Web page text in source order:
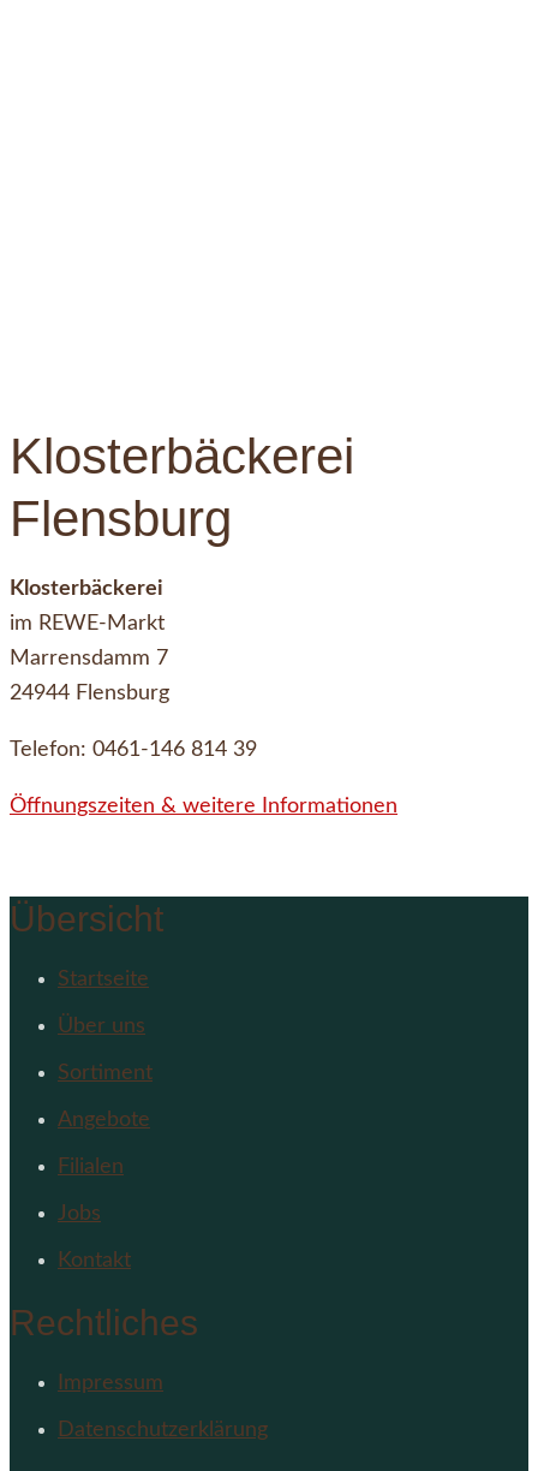
Klosterbäckerei
Flensburg
Klosterbäckerei
im REWE-Markt
Marrensdamm 7
24944 Flensburg
Telefon: 0461-146 814 39
Öffnungszeiten & weitere Informationen
Übersicht
Startseite
Über uns
Sortiment
Angebote
Filialen
Jobs
Kontakt
Rechtliches
Impressum
Datenschutzerklärung